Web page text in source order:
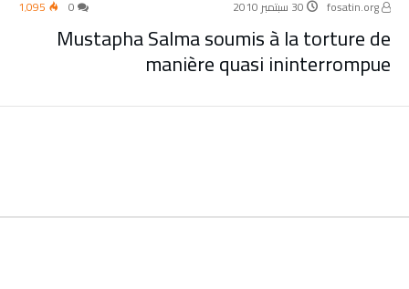
30 سبتمبر 2010 1٬095
Mustapha Salma soumis à la torture de
manière quasi ininterrompue